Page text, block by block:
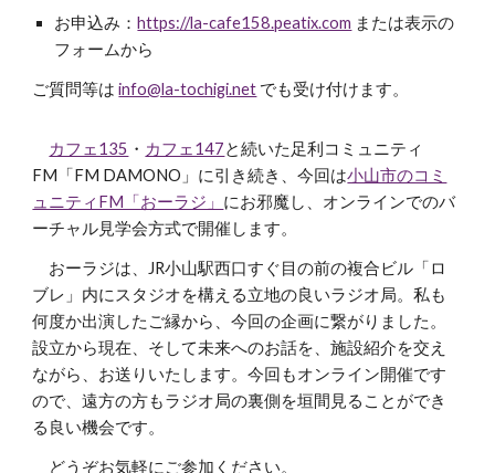
お申込み：https://la-cafe158.peatix.com または表示の
フォームから
ご質問等はinfo@la-tochigi.net でも受け付けます。
カフェ135 ・ カフェ147と続いた 足利コミュニティ
FM「FM DAMONO」に引き続き、今回は小山市のコミ
ュニティFM「おーラジ」 にお邪魔し
オンラインでのバ
ーチャル見学会方式で開催します。
おーラジは、JR小山駅西口すぐ目の前の複合ビル「ロ
ブレ」内にスタジオを構える立地の良いラジオ局。私も
何度か出演したご縁から、今回の企画に繋がりました。
設立から現在、そして未来へのお話を、施設紹介を交え
ながら、お送りいたします。今回 もオンライン開催です
ので、遠方の方もラジオ局の裏側を垣間見ることができ
る良い機会です。
どうぞお気軽に ご参加ください。